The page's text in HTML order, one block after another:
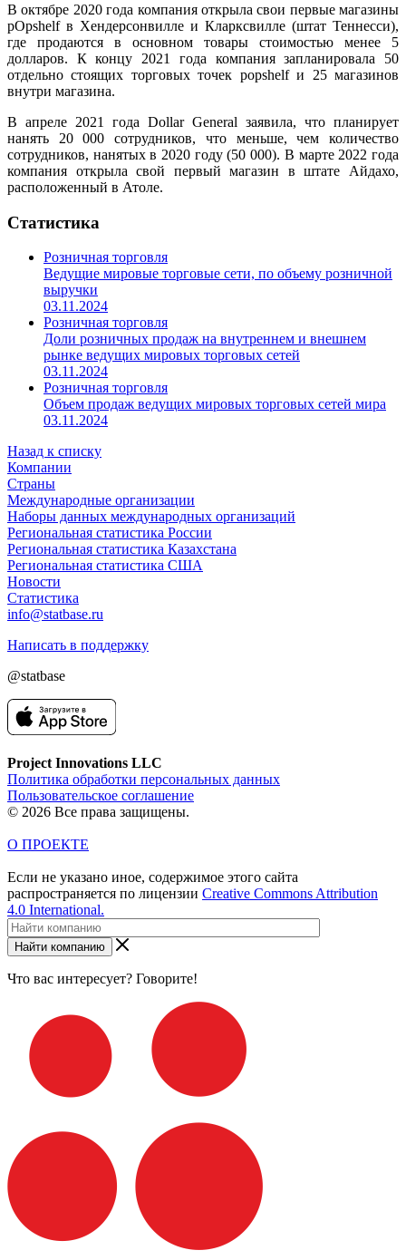
В октябре 2020 года компания открыла свои первые магазины
pOpshelf в Хендерсонвилле и Кларксвилле (штат Теннесси),
где продаются в основном товары стоимостью менее 5
долларов. К концу 2021 года компания запланировала 50
отдельно стоящих торговых точек popshelf и 25 магазинов
внутри магазина.
В апреле 2021 года Dollar General заявила, что планирует
нанять 20 000 сотрудников, что меньше, чем количество
сотрудников, нанятых в 2020 году (50 000). В марте 2022 года
компания открыла свой первый магазин в штате Айдахо,
расположенный в Атоле.
Статистика
Розничная торговля
Ведущие мировые торговые сети, по объему розничной
выручки
03.11.2024
Розничная торговля
Доли розничных продаж на внутреннем и внешнем
рынке ведущих мировых торговых сетей
03.11.2024
Розничная торговля
Объем продаж ведущих мировых торговых сетей мира
03.11.2024
Назад к списку
Компании
Страны
Международные организации
Наборы данных международных организаций
Региональная статистика России
Региональная статистика Казахстана
Региональная статистика США
Новости
Статистика
info@statbase.ru
Написать в поддержку
@statbase
Project Innovations LLC
Политика обработки персональных данных
Пользовательское соглашение
© 2026 Все права защищены.
О ПРОЕКТЕ
Если не указано иное, содержимое этого сайта
распространяется по лицензии Creative Commons Attribution
4.0 International.
Найти компанию
Что вас интересует? Говорите!